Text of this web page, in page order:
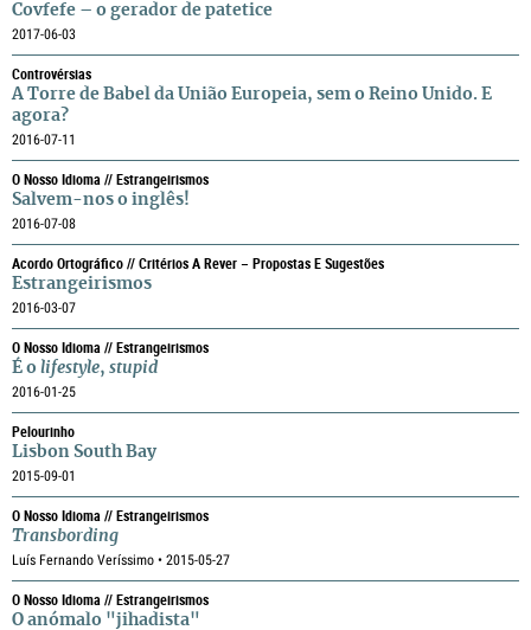
Covfefe – o gerador de patetice
2017-06-03
Controvérsias
A Torre de Babel da União Europeia, sem o Reino Unido. E
agora?
2016-07-11
O Nosso Idioma // Estrangeirismos
Salvem-nos o inglês!
2016-07-08
Acordo Ortográfico // Critérios A Rever – Propostas E Sugestões
Estrangeirismos
2016-03-07
O Nosso Idioma // Estrangeirismos
É o lifestyle, stupid
2016-01-25
Pelourinho
Lisbon South Bay
2015-09-01
O Nosso Idioma // Estrangeirismos
Transbording
Luís Fernando Veríssimo • 2015-05-27
O Nosso Idioma // Estrangeirismos
O anómalo "jihadista"